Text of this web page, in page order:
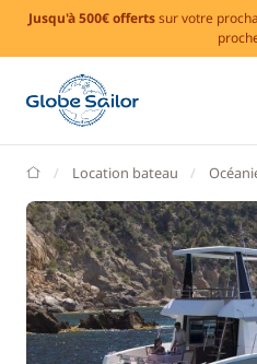
Jusqu'à 500€ offertssur votre
GlobeSailor
Location bateau